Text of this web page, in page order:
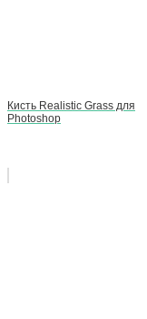
Кисть Realistic Grass для
Photoshop